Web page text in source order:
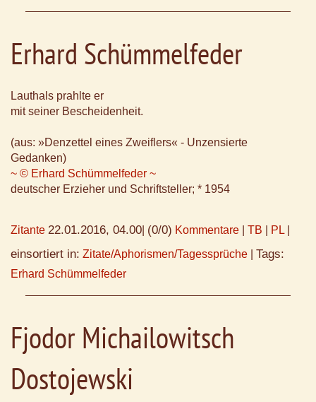
Erhard Schümmelfeder
Lauthals prahlte er
mit seiner Bescheidenheit.
(aus: »Denzettel eines Zweiflers« - Unzensierte
Gedanken)
~ © Erhard Schümmelfeder ~
deutscher Erzieher und Schriftsteller; * 1954
Zitante 22.01.2016, 04.00 (0/0) Kommentare TB PL
einsortiert in: Zitate/Aphorismen/Tagessprüche Tags:
Erhard Schümmelfeder
Fjodor Michailowitsch
Dostojewski